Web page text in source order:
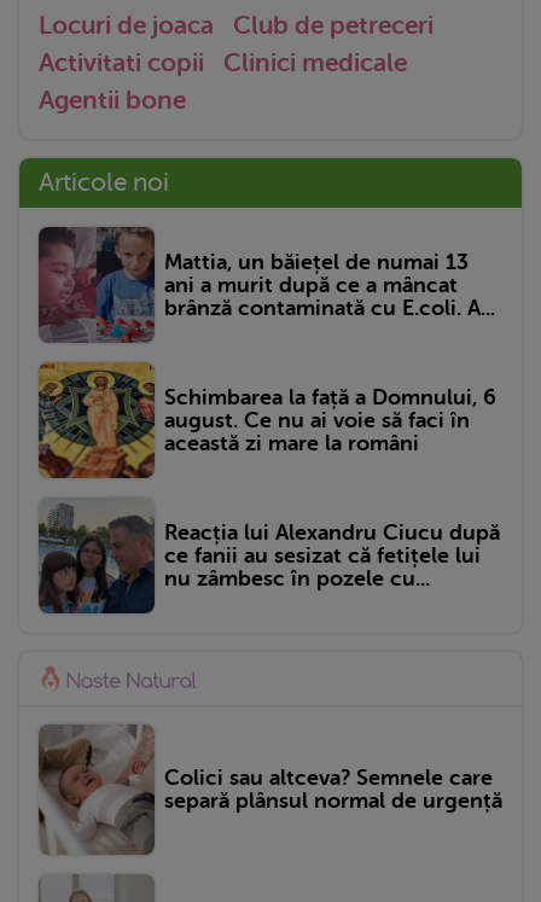
Locuri de joaca
Club de petreceri
Activitati copii
Clinici medicale
Agentii bone
Articole noi
Mattia, un băiețel de numai 13
ani a murit după ce a mâncat
brânză contaminată cu E.coli. A...
Schimbarea la față a Domnului, 6
august. Ce nu ai voie să faci în
această zi mare la români
Reacția lui Alexandru Ciucu după
ce fanii au sesizat că fetițele lui
nu zâmbesc în pozele cu...
Colici sau altceva? Semnele care
separă plânsul normal de urgență